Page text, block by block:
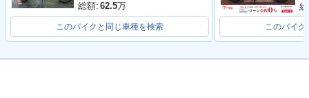
総額: 62.5万
このバイクと同じ車種を検索 このバイク